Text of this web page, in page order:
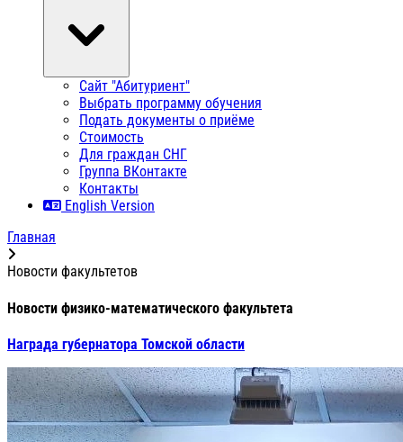
Сайт "Абитуриент"
Выбрать программу обучения
Подать документы о приёме
Стоимость
Для граждан СНГ
Группа ВКонтакте
Контакты
English Version
Главная
Новости факультетов
Новости физико-математического факультета
Награда губернатора Томской области